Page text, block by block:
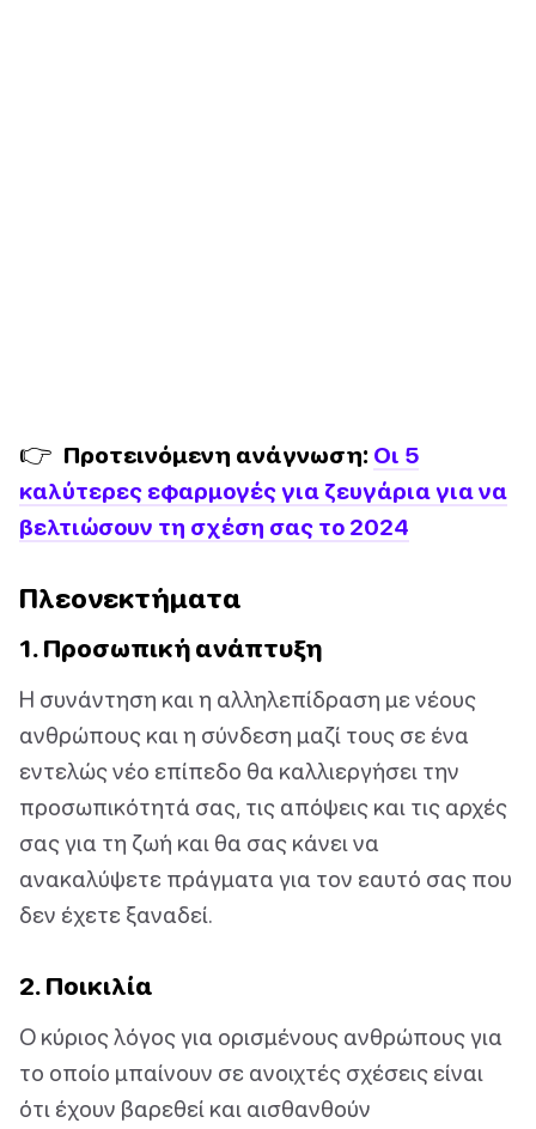
👉 Προτεινόμενη ανάγνωση: Οι 5
καλύτερες εφαρμογές για ζευγάρια για να
βελτιώσουν τη σχέση σας το 2024
Πλεονεκτήματα
1. Προσωπική ανάπτυξη
Η συνάντηση και η αλληλεπίδραση με νέους
ανθρώπους και η σύνδεση μαζί τους σε ένα
εντελώς νέο επίπεδο θα καλλιεργήσει την
προσωπικότητά σας, τις απόψεις και τις αρχές
σας για τη ζωή και θα σας κάνει να
ανακαλύψετε πράγματα για τον εαυτό σας που
δεν έχετε ξαναδεί.
2. Ποικιλία
Ο κύριος λόγος για ορισμένους ανθρώπους για
το οποίο μπαίνουν σε ανοιχτές σχέσεις είναι
ότι έχουν βαρεθεί και αισθανθούν